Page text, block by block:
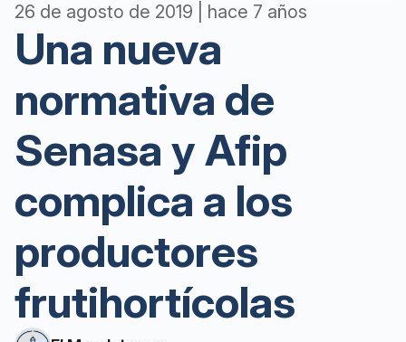
26 de agosto de 2019 | hace 7 años
Una nueva
normativa de
Senasa y Afip
complica a los
productores
frutihortícolas